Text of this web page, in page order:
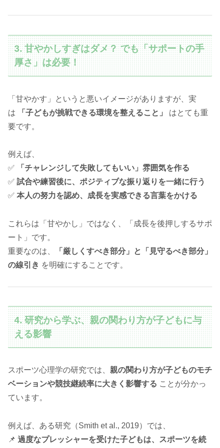
3. 甘やかしすぎはダメ？ でも「サポートの手
厚さ」は必要！
「甘やかす」というと悪いイメージがありますが、実
は
「子どもが挑戦できる環境を整えること」
はとても重
要です。
例えば、
✅
「チャレンジして失敗してもいい」雰囲気を作る
✅ 試合や練習後に、ポジティブな振り返りを一緒に行う
✅ 本人の努力を認め、成長を実感できる言葉をかける
これらは「甘やかし」ではなく、「成長を後押しするサポ
ート」です。
重要なのは、
「厳しくすべき部分」と「見守るべき部分」
の線引き を明確にすることです。
4. 研究から学ぶ、親の関わり方が子どもに与
える影響
スポーツ心理学の研究では、 親の関わり方が子どものモチ
ベーションや競技継続率に大きく影響する ことが分かっ
ています。
例えば、ある研究（Smith et al., 2019）では、
📌 過度なプレッシャーを受けた子どもは、スポーツを続